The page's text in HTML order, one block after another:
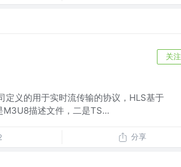
关注
义的用于实时流传输的协议，HLS基于
描述文件，二是TS...
分享